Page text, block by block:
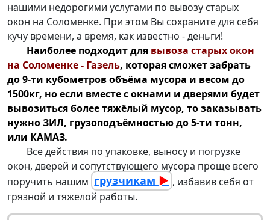
нашими недорогими услугами по вывозу старых
окон на Соломенке. При этом Вы сохраните для себя
кучу времени, а время, как известно - деньги!
Наиболее подходит для вывоза старых окон
на Соломенке - Газель, которая сможет забрать
до 9-ти кубометров объёма мусора и весом до
1500кг, но если вместе с окнами и дверями будет
вывозиться более тяжёлый мусор, то заказывать
нужно ЗИЛ, грузоподъёмностью до 5-ти тонн,
или КАМАЗ.
Все действия по упаковке, выносу и погрузке
окон, дверей и сопутствующего мусора проще всего
поручить нашим грузчикам ► , избавив себя от
грязной и тяжелой работы.